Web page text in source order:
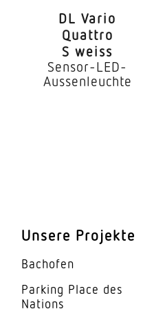
Reichweite von 2 -
100 °) einstellbar
5 s – 15 Min.
2500 W
8 stk.
DL Vario
Quattro
S weiss
Sensor-LED-
Aussenleuchte
Unsere Projekte
Bachofen
Parking Place des
Nations